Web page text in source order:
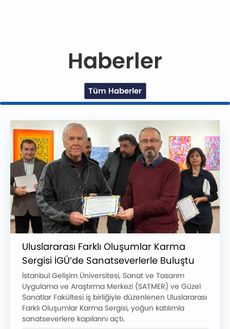
Haberler
Tüm Haberler
Uluslararası Farklı Oluşumlar Karma
Sergisi İGÜ’de Sanatseverlerle Buluştu
İstanbul Gelişim Üniversitesi, Sanat ve Tasarım
Uygulama ve Araştırma Merkezi (SATMER) ve Güzel
Sanatlar Fakültesi iş birliğiyle düzenlenen Uluslararası
Farklı Oluşumlar Karma Sergisi, yoğun katılımla
sanatseverlere kapılarını açtı.